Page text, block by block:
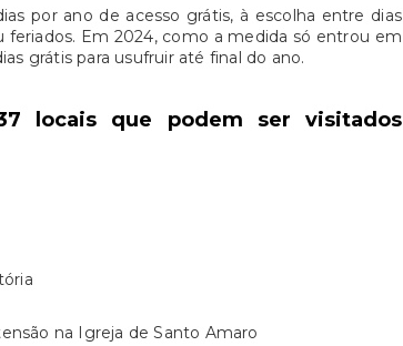
por ano de acesso grátis, à escolha entre dias
feriados. Em 2024, como a medida só entrou em
grátis para usufruir até final do ano.
locais que podem ser visitados
na Igreja de Santo Amaro